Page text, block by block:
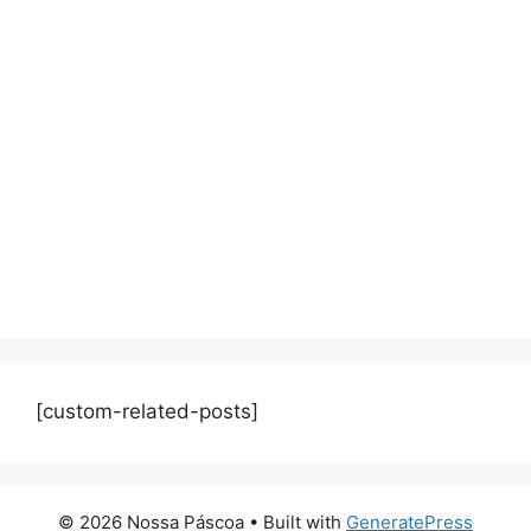
[custom-related-posts]
© 2026 Nossa Páscoa • Built with GeneratePress